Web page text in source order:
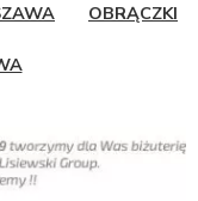
OBRĄCZKI